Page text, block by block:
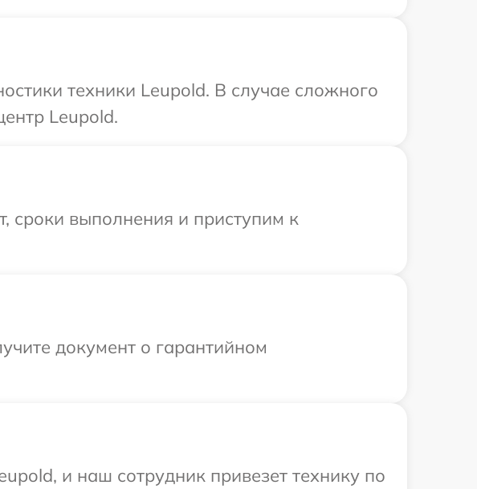
техники Leupold. В случае сложного
Leupold.
сроки выполнения и приступим к
документ о гарантийном
и наш сотрудник привезет технику по